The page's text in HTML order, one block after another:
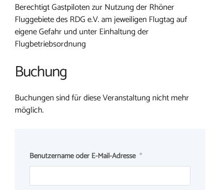
Berechtigt Gastpiloten zur Nutzung der Rhöner
Fluggebiete des RDG e.V. am jeweiligen Flugtag auf
eigene Gefahr und unter Einhaltung der
Flugbetriebsordnung
Buchung
Buchungen sind für diese Veranstaltung nicht mehr
möglich.
Benutzername oder E-Mail-Adresse *